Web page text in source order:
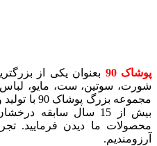
پوشاک 90
بعنوان یکی از
شورت، سوتین، ست، مایو،
مجموعه
بیش از 15 سال سابقه
محصولات ما دیدن فرمایید.
آرزومندیم.